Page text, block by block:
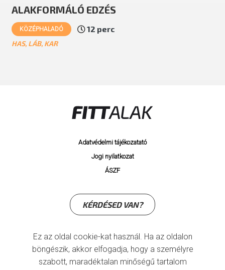
ALAKFORMÁLÓ EDZÉS
KÖZÉPHALADÓ 12 perc
HAS, LÁB, KAR
Ez az oldal cookie-kat használ. Ha az oldalon
böngészik, akkor elfogadja, hogy a személyre
szabott, maradéktalan minőségű tartalom
KÉRDÉSED VAN?
Adatvédelmi tájékozatató
Jogi nyilatkozat
ÁSZF